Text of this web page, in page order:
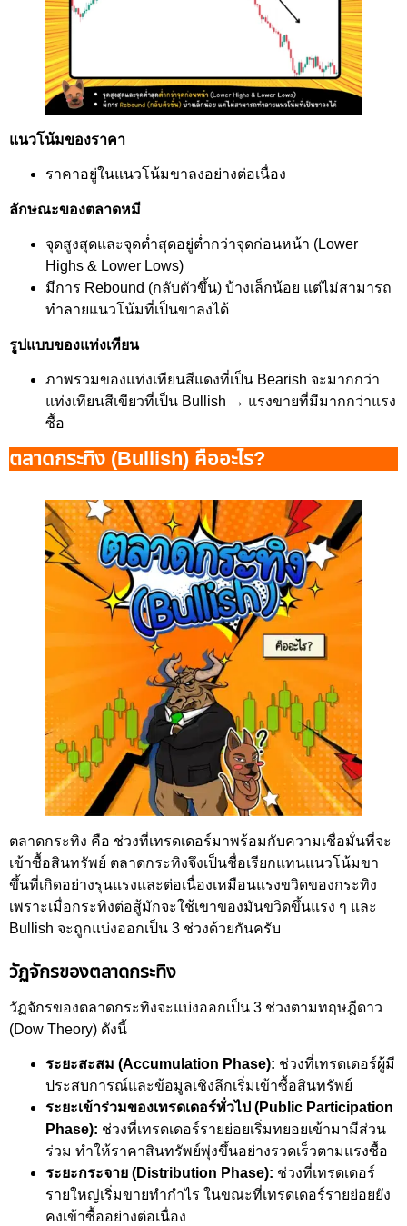
แนวโน้มของราคา
ราคาอยู่ในแนวโน้มขาลงอย่างต่อเนื่อง
ลักษณะของตลาดหมี
จุดสูงสุดและจุดต่ำสุดอยู่ต่ำกว่าจุดก่อนหน้า (Lower
Highs & Lower Lows)
มีการ Rebound (กลับตัวขึ้น) บ้างเล็กน้อย แต่ไม่สามารถ
ทำลายแนวโน้มที่เป็นขาลงได้
รูปแบบของแท่งเทียน
ภาพรวมของแท่งเทียนสีแดงที่เป็น Bearish จะมากกว่า
แท่งเทียนสีเขียวที่เป็น Bullish → แรงขายที่มีมากกว่าแรง
ซื้อ
ตลาดกระทิง (Bullish) คืออะไร?
ตลาดกระทิง คือ ช่วงที่เทรดเดอร์มาพร้อมกับความเชื่อมั่นที่จะ
เข้าซื้อสินทรัพย์ ตลาดกระทิงจึงเป็นชื่อเรียกแทนแนวโน้มขา
ขึ้นที่เกิดอย่างรุนแรงและต่อเนื่องเหมือนแรงขวิดของกระทิง
เพราะเมื่อกระทิงต่อสู้มักจะใช้เขาของมันขวิดขึ้นแรง ๆ และ
Bullish จะถูกแบ่งออกเป็น 3 ช่วงด้วยกันครับ
วัฏจักรของตลาดกระทิง
วัฏจักรของตลาดกระทิงจะแบ่งออกเป็น 3 ช่วงตามทฤษฎีดาว
(Dow Theory) ดังนี้
ระยะสะสม (Accumulation Phase): ช่วงที่เทรดเดอร์ผู้มี
ประสบการณ์และข้อมูลเชิงลึกเริ่มเข้าซื้อสินทรัพย์
ระยะเข้าร่วมของเทรดเดอร์ทั่วไป (Public Participation
Phase): ช่วงที่เทรดเดอร์รายย่อยเริ่มทยอยเข้ามามีส่วน
ร่วม ทำให้ราคาสินทรัพย์พุ่งขึ้นอย่างรวดเร็วตามแรงซื้อ
ระยะกระจาย (Distribution Phase): ช่วงที่เทรดเดอร์
รายใหญ่เริ่มขายทำกำไร ในขณะที่เทรดเดอร์รายย่อยยัง
คงเข้าซื้ออย่างต่อเนื่อง